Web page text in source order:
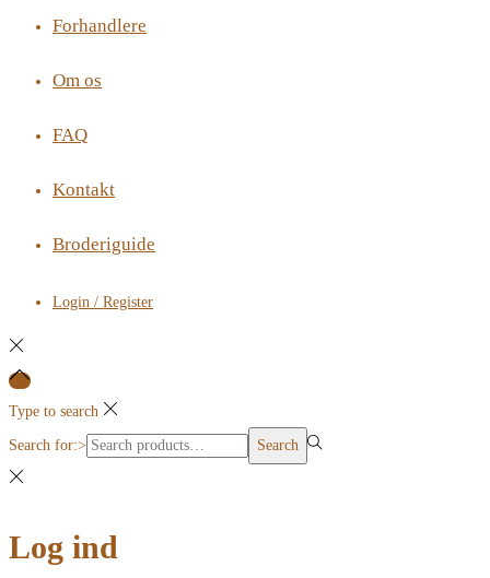
Forhandlere
Om os
FAQ
Kontakt
Broderiguide
Login / Register
Type to search
Search for:> Search
Log ind